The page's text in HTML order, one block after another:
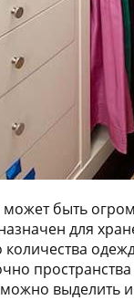
быть
для
выделить